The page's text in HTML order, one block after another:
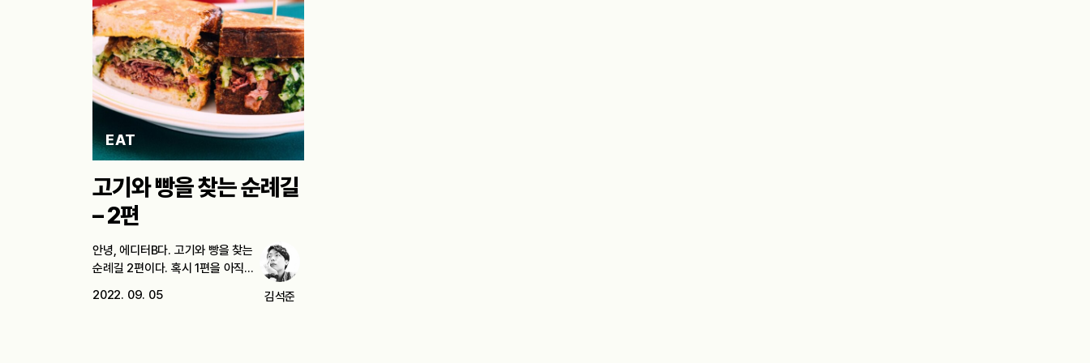
EAT
고기와 빵을 찾는 순례길
– 2편
안녕, 에디터B다. 고기와 빵을 찾는
순례길 2편이다. 혹시 1편을 아직…
2022. 09. 05
김석준